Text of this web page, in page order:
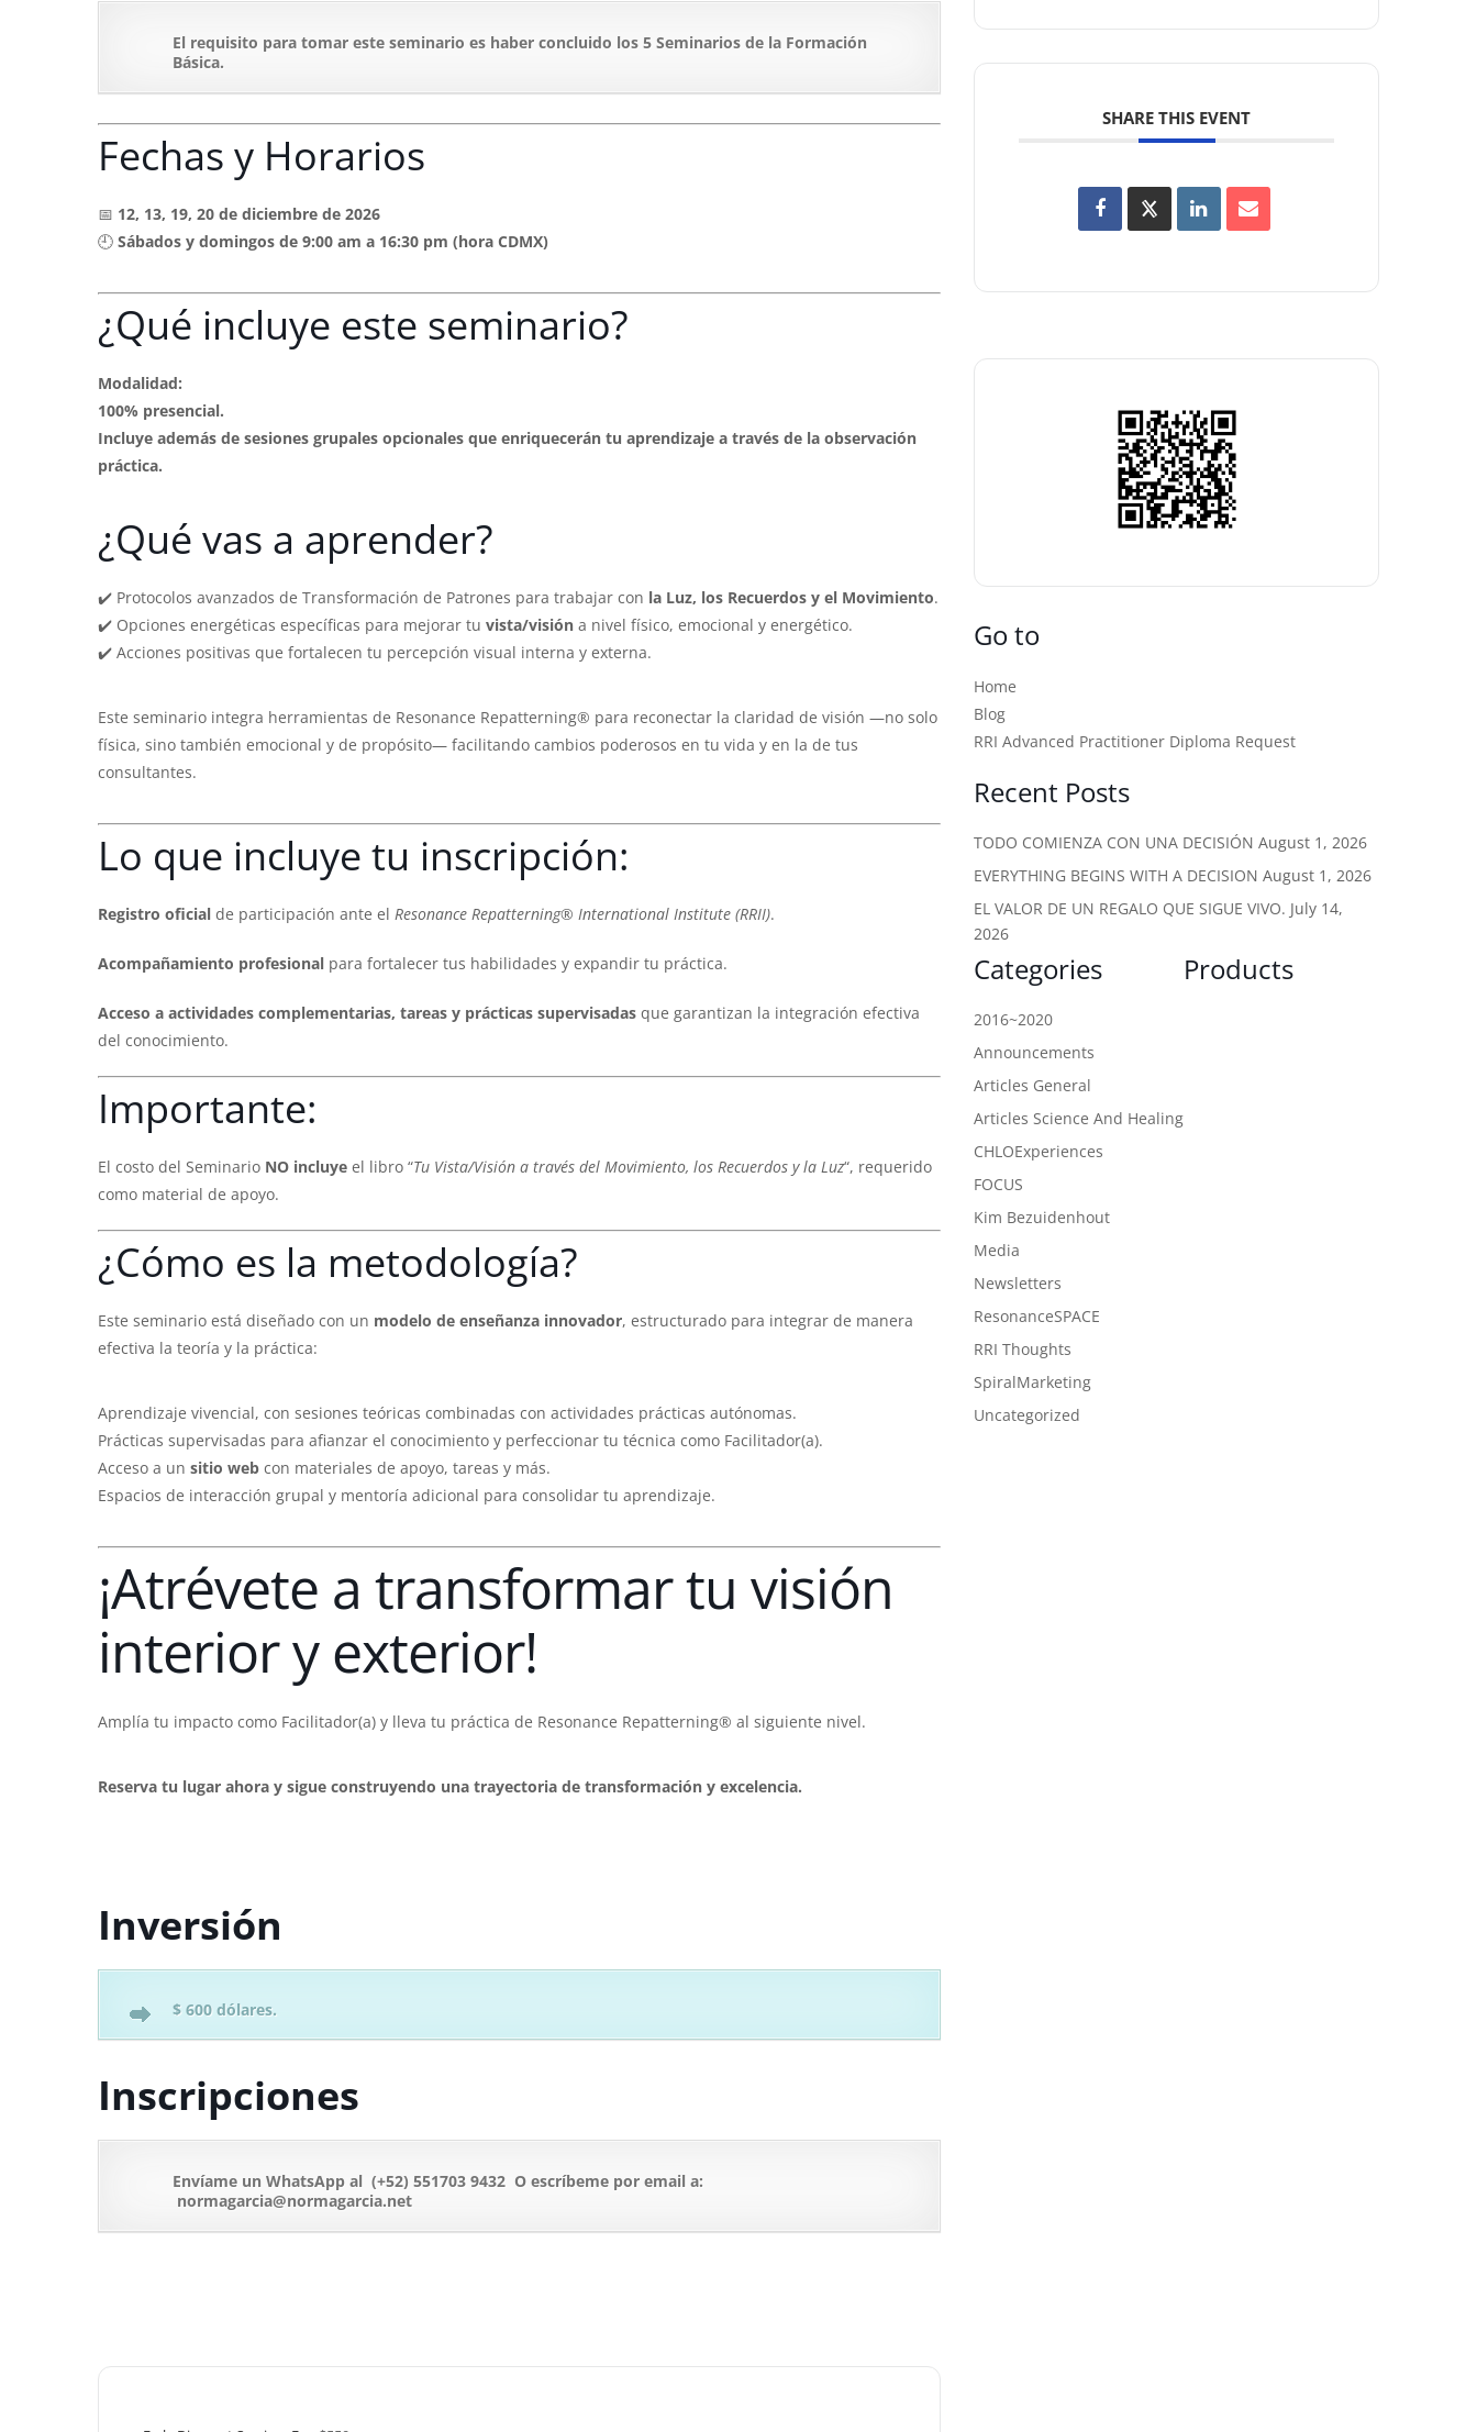
El requisito para tomar este seminario es haber concluido los 5 Seminarios de la Formación
Básica.
Fechas y Horarios
📅 12, 13, 19, 20 de diciembre de 2026
🕘 Sábados y domingos de 9:00 am a 16:30 pm (hora CDMX)
¿Qué incluye este seminario?
Modalidad:
100% presencial.
Incluye además de sesiones grupales opcionales que enriquecerán tu aprendizaje a través de la observación
práctica.
¿Qué vas a aprender?
✔️ Protocolos avanzados de Transformación de Patrones para trabajar con la Luz, los Recuerdos y el Movimiento.
✔️ Opciones energéticas específicas para mejorar tu vista/visión a nivel físico, emocional y energético.
✔️ Acciones positivas que fortalecen tu percepción visual interna y externa.
Este seminario integra herramientas de Resonance Repatterning® para reconectar la claridad de visión —no solo
física, sino también emocional y de propósito— facilitando cambios poderosos en tu vida y en la de tus
consultantes.
Lo que incluye tu inscripción:
Registro oficial de participación ante el Resonance Repatterning® International Institute (RRII).
Acompañamiento profesional para fortalecer tus habilidades y expandir tu práctica.
Acceso a actividades complementarias, tareas y prácticas supervisadas que garantizan la integración efectiva
del conocimiento.
Importante:
El costo del Seminario NO incluye el libro “Tu Vista/Visión a través del Movimiento, los Recuerdos y la Luz“, requerido
como material de apoyo.
¿Cómo es la metodología?
Este seminario está diseñado con un modelo de enseñanza innovador, estructurado para integrar de manera
efectiva la teoría y la práctica:
Aprendizaje vivencial, con sesiones teóricas combinadas con actividades prácticas autónomas.
Prácticas supervisadas para afianzar el conocimiento y perfeccionar tu técnica como Facilitador(a).
Acceso a un sitio web con materiales de apoyo, tareas y más.
Espacios de interacción grupal y mentoría adicional para consolidar tu aprendizaje.
¡Atrévete a transformar tu visión
interior y exterior!
Amplía tu impacto como Facilitador(a) y lleva tu práctica de Resonance Repatterning® al siguiente nivel.
Reserva tu lugar ahora y sigue construyendo una trayectoria de transformación y excelencia.
Inversión
$ 600 dólares.
Inscripciones
Envíame un WhatsApp al (+52) 551703 9432 O escríbeme por email a:
normagarcia@normagarcia.net
SHARE THIS EVENT
Go to
Home
Blog
RRI Advanced Practitioner Diploma Request
Recent Posts
TODO COMIENZA CON UNA DECISIÓN August 1, 2026
EVERYTHING BEGINS WITH A DECISION August 1, 2026
EL VALOR DE UN REGALO QUE SIGUE VIVO. July 14,
2026
Categories
2016~2020
Announcements
Articles General
Articles Science And Healing
CHLOExperiences
FOCUS
Kim Bezuidenhout
Media
Newsletters
ResonanceSPACE
RRI Thoughts
SpiralMarketing
Uncategorized
Products